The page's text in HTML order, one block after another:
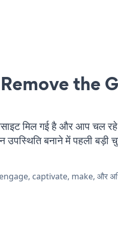
Remove the
मिल गई है और आप चल
बनाने में पहली बड़ी
captivate, make, और